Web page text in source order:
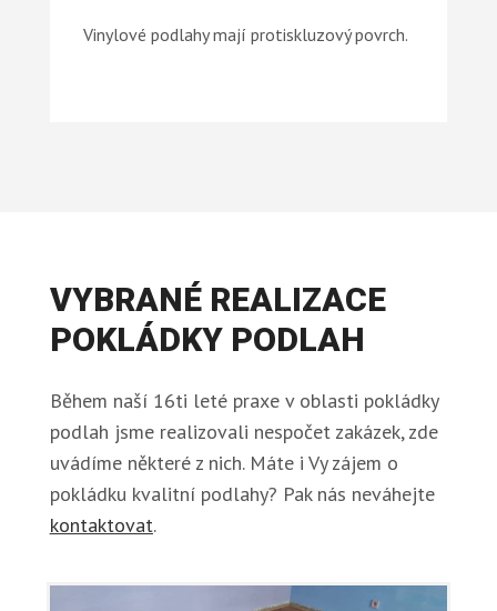
Vinylové podlahy mají protiskluzový povrch.
VYBRANÉ REALIZACE
POKLÁDKY PODLAH
Během naší 16ti leté praxe v oblasti pokládky
podlah jsme realizovali nespočet zakázek, zde
uvádíme některé z nich. Máte i Vy zájem o
pokládku kvalitní podlahy? Pak nás neváhejte
kontaktovat.